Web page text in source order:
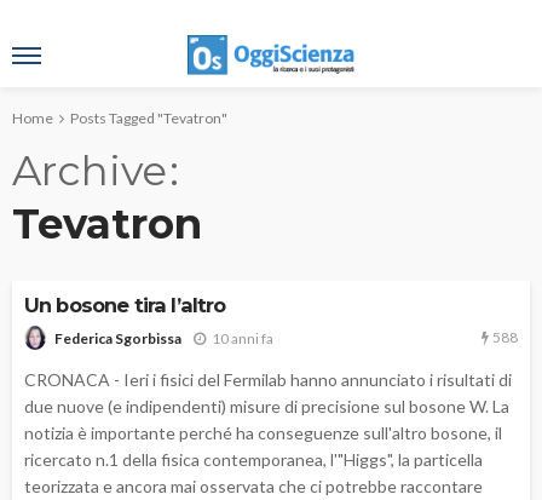
Home Posts Tagged "Tevatron"
Archive
Tevatron
Un bosone tira l’altro
Federica Sgorbissa 10 anni fa 588
CRONACA - Ieri i fisici del Fermilab hanno annunciato i risultati di
due nuove (e indipendenti) misure di precisione sul bosone W. La
notizia è importante perché ha conseguenze sull'altro bosone, il
ricercato n.1 della fisica contemporanea, l'"Higgs", la particella
teorizzata e ancora mai osservata che ci potrebbe raccontare